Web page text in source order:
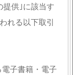
提供｣に該当す
れる以下取引
子書籍・電子